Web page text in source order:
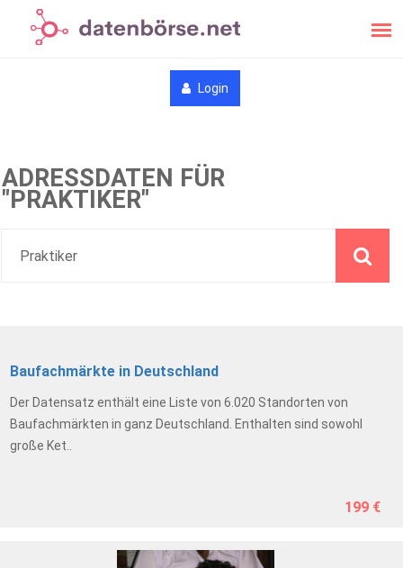
Login
ADRESSDATEN FÜR
"PRAKTIKER"
Baufachmärkte in Deutschland
Der Datensatz enthält eine Liste von 6.020 Standorten von
Baufachmärkten in ganz Deutschland. Enthalten sind sowohl
große Ket..
199 €